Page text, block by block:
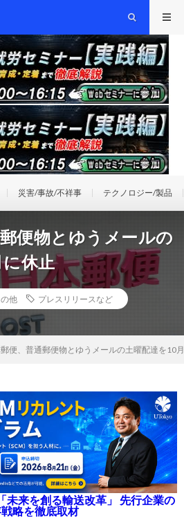
災害/事故/不祥事 テクノロジー/製品
便物とゆうメールの
休止
他 プレスリリースなど
郵便、普通郵便物とゆうメールの土曜配達を10
未来を創る輸送改革」 先行企業の
略を徹底取材